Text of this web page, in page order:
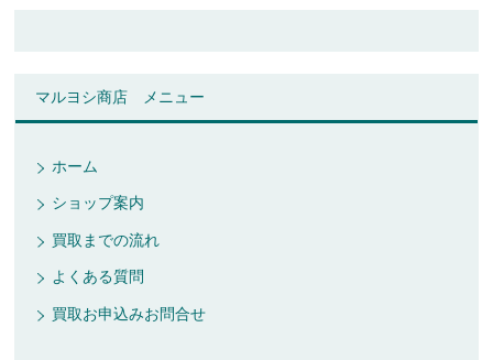
マルヨシ商店 メニュー
ホーム
ショップ案内
買取までの流れ
よくある質問
買取お申込みお問合せ